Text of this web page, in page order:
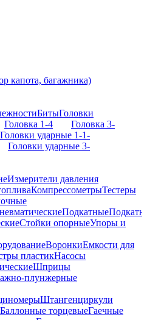
капота, багажника)
БитыГоловки
Головка 1-4
Головка 3-
Головки ударные 1-1-
Головки ударные 3-
Измерители давления
КомпрессометрыТестеры
Подкатные
Стойки опорныеУпоры и
ВоронкиЕмкости для
пластикНасосы
Шприцы
плунжерные
Штангенциркули
Баллонные торцевыеГаечные